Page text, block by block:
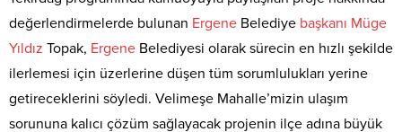
değerlendirmelerde bulunan Ergene Belediye başkanı Müge
Yıldız Topak, Ergene Belediyesi olarak sürecin en hızlı şekilde
ilerlemesi için üzerlerine düşen tüm sorumlulukları yerine
getireceklerini söyledi. Velimeşe Mahalle’mizin ulaşım
sorununa kalıcı çözüm sağlayacak projenin ilçe adına büyük